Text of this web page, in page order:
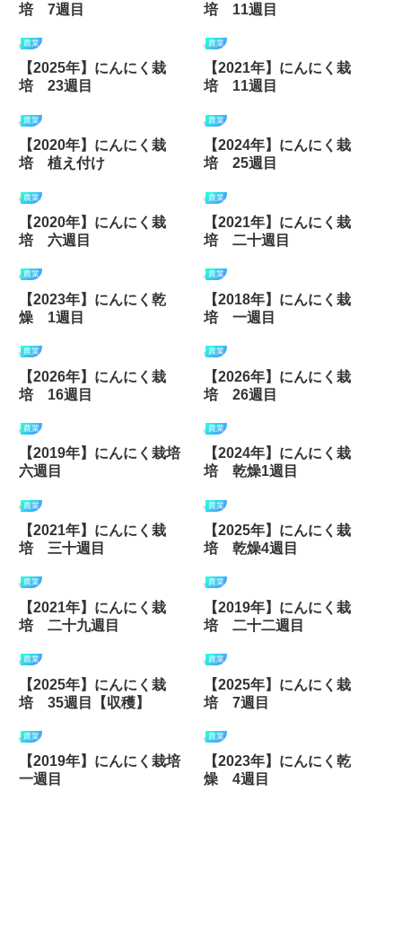
培 7週目
培 11週目
農業
【2025年】にんにく栽
培 23週目
農業
【2021年】にんにく栽
培 11週目
農業
【2020年】にんにく栽
培 植え付け
農業
【2024年】にんにく栽
培 25週目
農業
【2020年】にんにく栽
培 六週目
農業
【2021年】にんにく栽
培 二十週目
農業
【2023年】にんにく乾
燥 1週目
農業
【2018年】にんにく栽
培 一週目
農業
【2026年】にんにく栽
培 16週目
農業
【2026年】にんにく栽
培 26週目
農業
【2019年】にんにく栽培
六週目
農業
【2024年】にんにく栽
培 乾燥1週目
農業
【2021年】にんにく栽
培 三十週目
農業
【2025年】にんにく栽
培 乾燥4週目
農業
【2021年】にんにく栽
培 二十九週目
農業
【2019年】にんにく栽
培 二十二週目
農業
【2025年】にんにく栽
培 35週目【収穫】
農業
【2025年】にんにく栽
培 7週目
農業
【2019年】にんにく栽培
一週目
農業
【2023年】にんにく乾
燥 4週目